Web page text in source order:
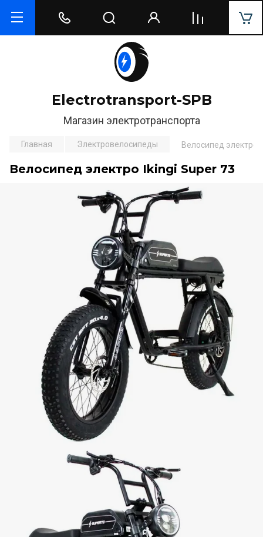
Electrotransport-SPB
Магазин электротранспорта
Главная Электровелосипеды Велосипед электро
Велосипед электро Ikingi Super 73